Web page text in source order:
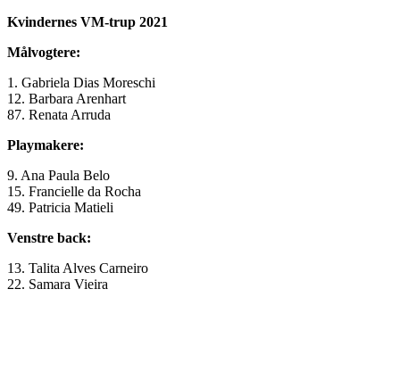
Kvindernes VM-trup 2021
Målvogtere:
1. Gabriela Dias Moreschi
12. Barbara Arenhart
87. Renata Arruda
Playmakere:
9. Ana Paula Belo
15. Francielle da Rocha
49. Patricia Matieli
Venstre back:
13. Talita Alves Carneiro
22. Samara Vieira